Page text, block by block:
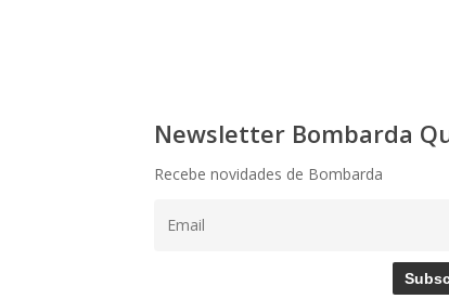
Newsletter Bombarda
Recebe novidades de Bombarda